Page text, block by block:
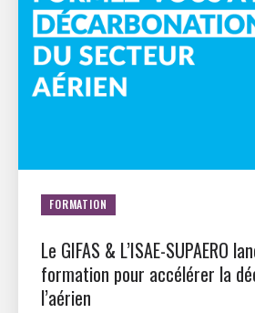
FORMATION
Le GIFAS & L’ISAE-SUPAERO
formation pour accélérer la
l’aérien